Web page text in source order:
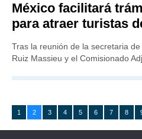
México facilitará
para atraer turistas
Tras la reunión de la secretaria
Ruiz Massieu y el Comisionado
1 2 3 4 5 6 7 8